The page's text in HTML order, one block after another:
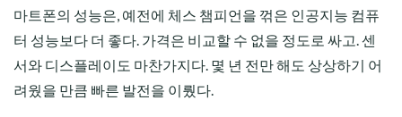
마트폰의 성능은, 예전에 체스 챔피언을 꺾은 인공지능 컴퓨
터 성능보다 더 좋다. 가격은 비교할 수 없을 정도로 싸고. 센
서와 디스플레이도 마찬가지다. 몇 년 전만 해도 상상하기 어
려웠을 만큼 빠른 발전을 이뤘다.